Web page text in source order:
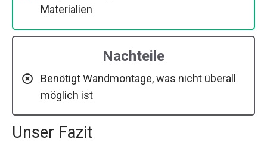
Materialien
Nachteile
Benötigt Wandmontage, was nicht überall
möglich ist
Unser Fazit